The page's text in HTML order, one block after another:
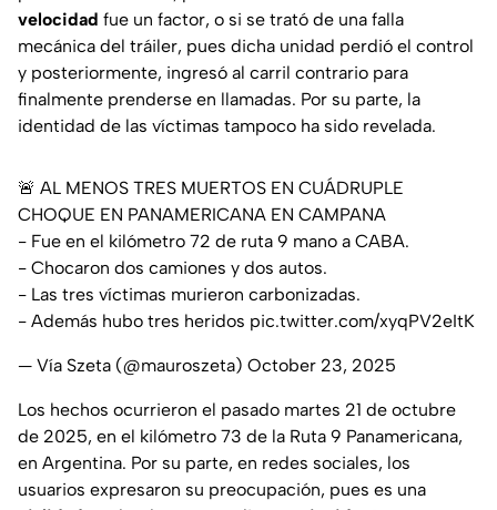
velocidad fue un factor, o si se trató de una falla
mecánica del tráiler, pues dicha unidad perdió el control
y posteriormente, ingresó al carril contrario para
finalmente prenderse en llamadas. Por su parte, la
identidad de las víctimas tampoco ha sido revelada.
🚨 AL MENOS TRES MUERTOS EN CUÁDRUPLE
CHOQUE EN PANAMERICANA EN CAMPANA
- Fue en el kilómetro 72 de ruta 9 mano a CABA.
- Chocaron dos camiones y dos autos.
- Las tres víctimas murieron carbonizadas.
- Además hubo tres heridos pic.twitter.com/xyqPV2eItK
— Vía Szeta (@mauroszeta) October 23, 2025
Los hechos ocurrieron el pasado martes 21 de octubre
de 2025, en el kilómetro 73 de la Ruta 9 Panamericana,
en Argentina. Por su parte, en redes sociales, los
usuarios expresaron su preocupación, pues es una